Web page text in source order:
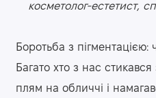
косметолог-естетист,
Боротьба з
Багато хто з нас
плям на обличчі і